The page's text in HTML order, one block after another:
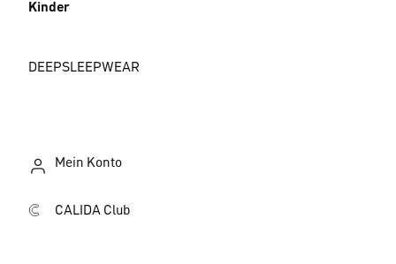
Kinder
DEEPSLEEPWEAR
Mein Konto
CALIDA Club